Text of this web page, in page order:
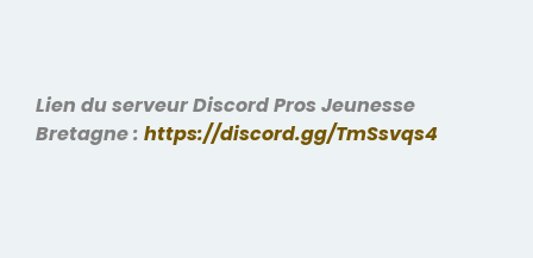
Lien du serveur Discord Pros Jeunesse
Bretagne : https://discord.gg/TmSsvqs4